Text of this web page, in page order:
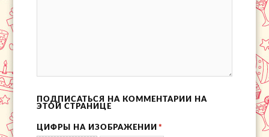
ПОДПИСАТЬСЯ НА КОММЕНТАРИИ НА
ЭТОЙ СТРАНИЦЕ
ЦИФРЫ НА ИЗОБРАЖЕНИИ *